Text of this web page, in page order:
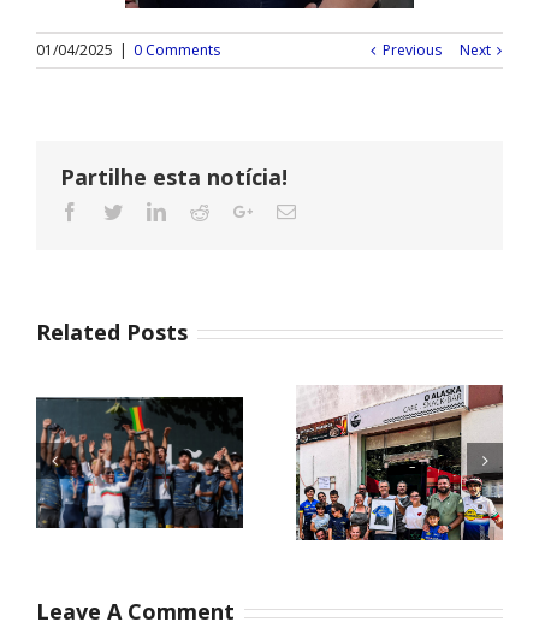
01/04/2025 | 0 Comments Previous Next
Partilhe esta notícia!
Related Posts
Campeões
Há pessoas
Leave A Comment